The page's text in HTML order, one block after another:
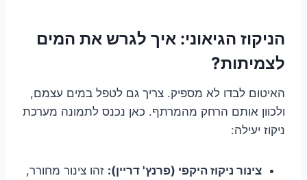
הניקוז הגיאוני: איך לגרש את המים
לצמיתות?
האיטום לבדו לא מספיק. צריך גם לטפל במים עצמם,
ולכוון אותם הרחק מהמרתף. כאן נכנס לתמונה מערכת
ניקוז יעילה:
צינור ניקוז היקפי (פרנץ' דריין): זהו צינור מחורר,